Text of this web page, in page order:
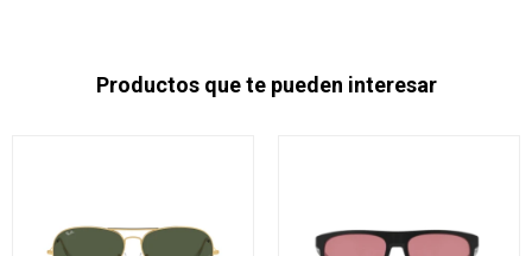
Productos que te pueden interesar